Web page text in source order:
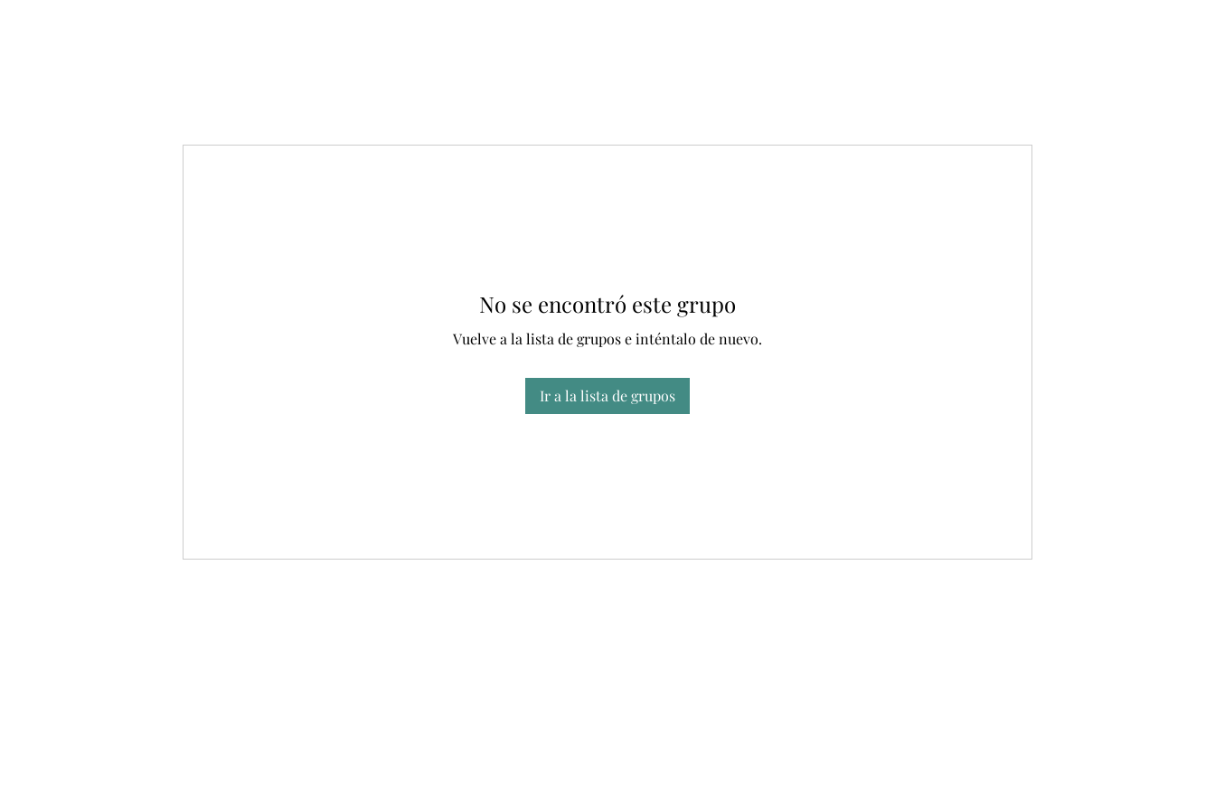
No se encontró este grupo
Vuelve a la lista de grupos e inténtalo de nuevo.
Ir a la lista de grupos